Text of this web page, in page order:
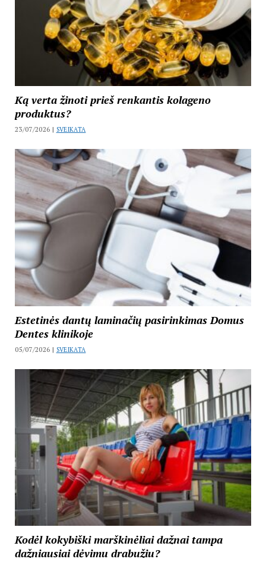
Ką verta žinoti prieš renkantis kolageno
produktus?
23/07/2026 | SVEIKATA
Estetinės dantų laminačių pasirinkimas Domus
Dentes klinikoje
05/07/2026 | SVEIKATA
Kodėl kokybiški marškinėliai dažnai tampa
dažniausiai dėvimu drabužiu?